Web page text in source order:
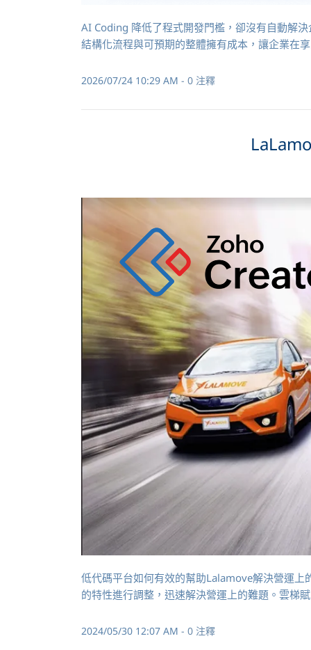
AI Coding 降低了程式開發門檻，卻沒有自動解
結構化流程與可預期的整體擁有成本，讓企業在
2026/07/24 10:29 AM - 0 注釋
低代碼平台如何有效的幫助Lalamove解決營運
的特性進行調整，迅速解決營運上的難題。雲梯
2024/05/30 12:07 AM - 0 注釋